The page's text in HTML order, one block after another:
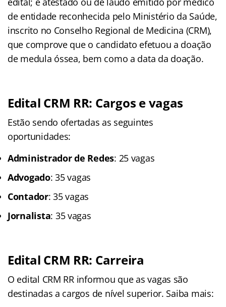
de entidade reconhecida pelo Ministério da Saúde,
inscrito no Conselho Regional de Medicina (CRM),
que comprove que o candidato efetuou a doação
de medula óssea, bem como a data da doação.
Edital CRM RR: Cargos e vagas
Estão sendo ofertadas as seguintes
oportunidades:
Administrador de Redes: 25 vagas
Advogado: 35 vagas
Contador: 35 vagas
Jornalista: 35 vagas
Edital CRM RR: Carreira
O edital CRM RR informou que as vagas são
destinadas a cargos de nível superior. Saiba mais: